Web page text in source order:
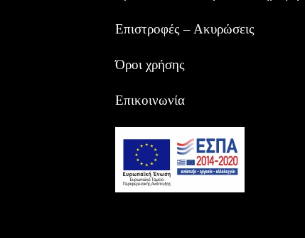
Επιστροφές – Ακυρώσεις
Όροι χρήσης
Επικοινωνία